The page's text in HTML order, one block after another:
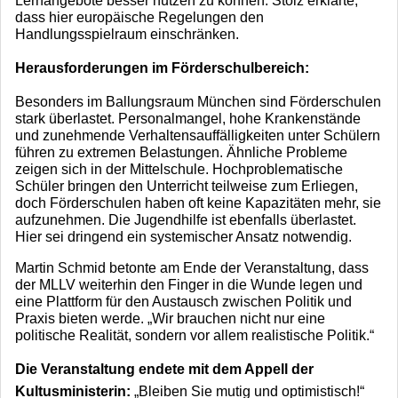
dass hier europäische Regelungen den
Handlungsspielraum einschränken.
Herausforderungen im Förderschulbereich:
Besonders im Ballungsraum München sind Förderschulen
stark überlastet. Personalmangel, hohe Krankenstände
und zunehmende Verhaltensauffälligkeiten unter Schülern
führen zu extremen Belastungen. Ähnliche Probleme
zeigen sich in der Mittelschule. Hochproblematische
Schüler bringen den Unterricht teilweise zum Erliegen,
doch Förderschulen haben oft keine Kapazitäten mehr, sie
aufzunehmen. Die Jugendhilfe ist ebenfalls überlastet.
Hier sei dringend ein systemischer Ansatz notwendig.
Martin Schmid betonte am Ende der Veranstaltung, dass
der MLLV weiterhin den Finger in die Wunde legen und
eine Plattform für den Austausch zwischen Politik und
Praxis bieten werde. „Wir brauchen nicht nur eine
politische Realität, sondern vor allem realistische Politik.“
Die Veranstaltung endete mit dem Appell der
Kultusministerin: „Bleiben Sie mutig und optimistisch!“